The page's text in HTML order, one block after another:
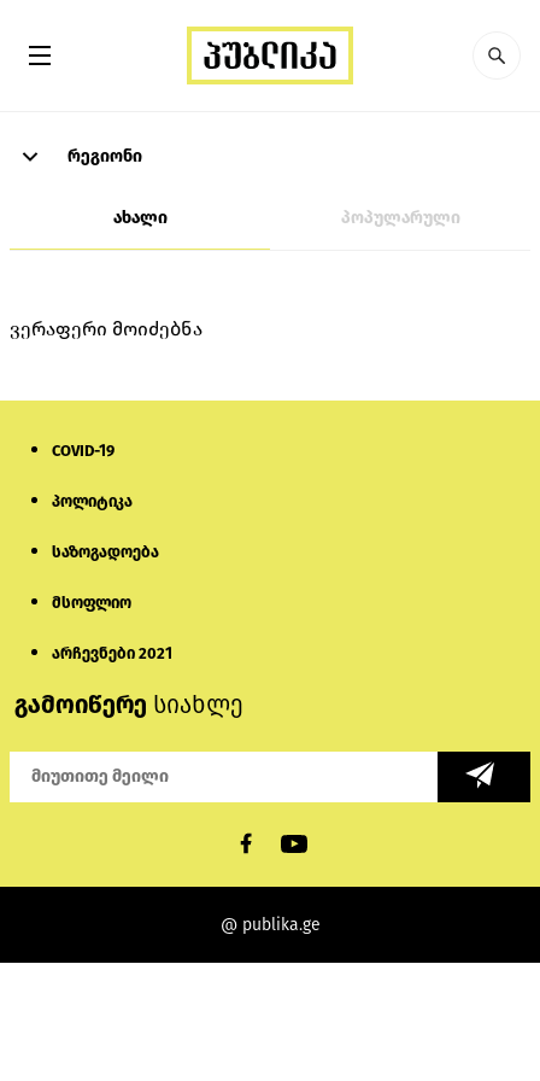
რეგიონი
ახალი პოპულარული
ვერაფერი მოიძებნა
COVID-19
პოლიტიკა
საზოგადოება
მსოფლიო
არჩევნები 2021
გამოიწერე სიახლე
@ publika.ge